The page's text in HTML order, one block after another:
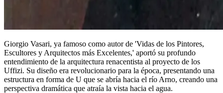
Giorgio Vasari, ya famoso como autor de 'Vidas de los Pintores,
Escultores y Arquitectos más Excelentes,' aportó su profundo
entendimiento de la arquitectura renacentista al proyecto de los
Uffizi. Su diseño era revolucionario para la época, presentando una
estructura en forma de U que se abría hacia el río Arno, creando una
perspectiva dramática que atraía la vista hacia el agua.